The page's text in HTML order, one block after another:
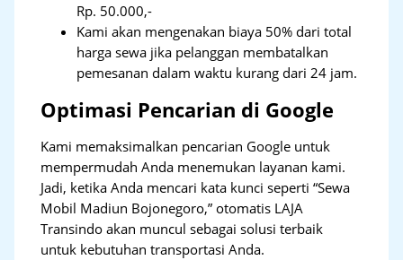
Rp. 50.000,-
Kami akan mengenakan biaya 50% dari total
harga sewa jika pelanggan membatalkan
pemesanan dalam waktu kurang dari 24 jam.
Optimasi Pencarian di Google
Kami memaksimalkan pencarian Google untuk
mempermudah Anda menemukan layanan kami.
Jadi, ketika Anda mencari kata kunci seperti “Sewa
Mobil Madiun Bojonegoro,” otomatis LAJA
Transindo akan muncul sebagai solusi terbaik
untuk kebutuhan transportasi Anda.